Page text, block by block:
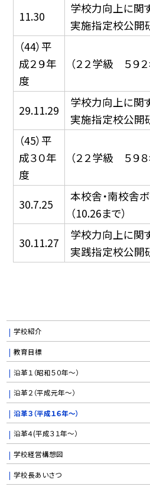
11.30
学校力向上に関
実施指定校公開
（44）平
成２９年
度
（２２学級 ５９２
29.11.29
学校力向上に関
実施指定校公開
（45）平
成３０年
度
（２２学級 ５９８
30.7.25
本校舎・南校舎
（10.26まで）
30.11.27
学校力向上に関
実践指定校公開
学校紹介
教育目標
沿革１（昭和５０年〜）
沿革２（平成元年〜）
沿革３（平成１６年〜）
沿革４(平成３１年〜）
学校経営構想図
学校長あいさつ